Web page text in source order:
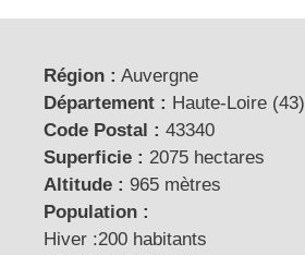
Région : Auvergne
Département : Haute-Loire (43)
Code Postal : 43340
Superficie : 2075 hectares
Altitude : 965 mètres
Population :
Hiver :200 habitants